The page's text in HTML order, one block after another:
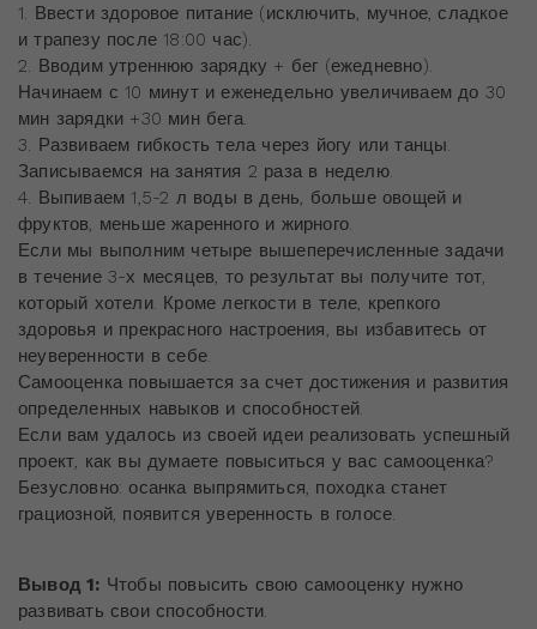
1. Ввести здоровое питание (исключить, мучное, сладкое
и трапезу после 18:00 час).
2. Вводим утреннюю зарядку + бег (ежедневно).
Начинаем с 10 минут и еженедельно увеличиваем до 30
мин зарядки +30 мин бега.
3. Развиваем гибкость тела через йогу или танцы.
Записываемся на занятия 2 раза в неделю.
4. Выпиваем 1,5-2 л воды в день, больше овощей и
фруктов, меньше жаренного и жирного.
Если мы выполним четыре вышеперечисленные задачи
в течение 3-х месяцев, то результат вы получите тот,
который хотели. Кроме легкости в теле, крепкого
здоровья и прекрасного настроения, вы избавитесь от
неуверенности в себе.
Самооценка повышается за счет достижения и развития
определенных навыков и способностей.
Если вам удалось из своей идеи реализовать успешный
проект, как вы думаете повыситься у вас самооценка?
Безусловно: осанка выпрямиться, походка станет
грациозной, появится уверенность в голосе.
Вывод 1: Чтобы повысить свою самооценку нужно
развивать свои способности.